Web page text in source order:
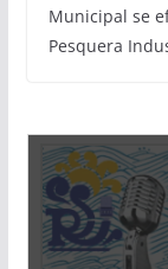
Municipal se
Pesquera